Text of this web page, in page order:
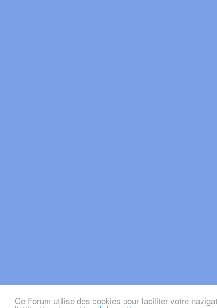
Ce Forum utilise des cookies pour faciliter votre